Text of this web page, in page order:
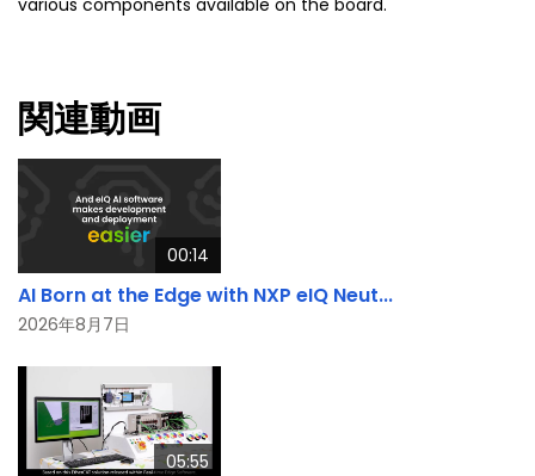
various components available on the board.
関連動画
00:14
AI Born at the Edge with NXP eIQ Neut...
2026年8月7日
05:55